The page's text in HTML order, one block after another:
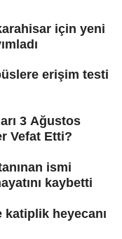
için yeni
erişim testi
3 Ağustos
Vefat Etti?
ismi
kaybetti
katiplik heyecanı